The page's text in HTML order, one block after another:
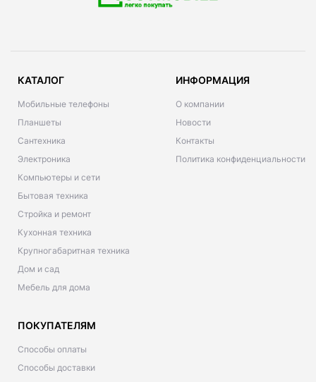
КАТАЛОГ
Мобильные телефоны
Планшеты
Сантехника
Электроника
Компьютеры и сети
Бытовая техника
Стройка и ремонт
Кухонная техника
Крупногабаритная техника
Дом и сад
Мебель для дома
ИНФОРМАЦИЯ
О компании
Новости
Контакты
Политика конфиденциальности
ПОКУПАТЕЛЯМ
Способы оплаты
Способы доставки